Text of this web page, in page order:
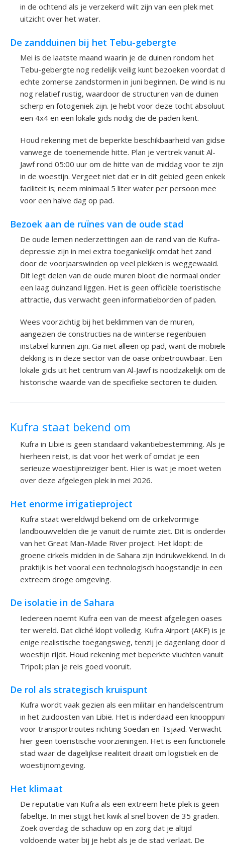
in de ochtend als je verzekerd wilt zijn van een plek met
uitzicht over het water.
De zandduinen bij het Tebu-gebergte
Mei is de laatste maand waarin je de duinen rondom het
Tebu-gebergte nog redelijk veilig kunt bezoeken voordat
echte zomerse zandstormen in juni beginnen. De wind is nu
nog relatief rustig, waardoor de structuren van de duinen
scherp en fotogeniek zijn. Je hebt voor deze tocht absoluut
een 4x4 en een lokale gids nodig die de paden kent.
Houd rekening met de beperkte beschikbaarheid van
vanwege de toenemende hitte. Plan je vertrek vanuit Al-
Jawf rond 05:00 uur om de hitte van de middag voor te zijn
in de woestijn. Vergeet niet dat er in dit gebied geen
faciliteit is; neem minimaal 5 liter water per persoon mee
voor een halve dag op pad.
Bezoek aan de ruïnes van de oude stad
De oude lemen nederzettingen aan de rand van de Kufra-
depressie zijn in mei extra toegankelijk omdat het zand
door de voorjaarswinden op veel plekken is weggewaaid.
Dit legt delen van de oude muren bloot die normaal onder
een laag duinzand liggen. Het is geen officiële toeristische
attractie, dus verwacht geen informatieborden of paden.
Wees voorzichtig bij het beklimmen van de muren,
aangezien de constructies na de winterse regenbuien
instabiel kunnen zijn. Ga niet alleen op pad, want de
dekking is in deze sector van de oase onbetrouwbaar. Een
lokale gids uit het centrum van Al-Jawf is noodzakelijk om
historische waarde van de specifieke sectoren te duiden.
Kufra staat bekend om
Kufra in Libië is geen standaard vakantiebestemming. Als je
hierheen reist, is dat voor het werk of omdat je een
serieuze woestijnreiziger bent. Hier is wat je moet weten
over deze afgelegen plek in mei 2026.
Het enorme irrigatieproject
Kufra staat wereldwijd bekend om de cirkelvormige
landbouwvelden die je vanuit de ruimte ziet. Dit is
van het Great Man-Made River project. Het klopt: de
groene cirkels midden in de Sahara zijn indrukwekkend. In
praktijk is het vooral een technologisch hoogstandje in een
extreem droge omgeving.
De isolatie in de Sahara
Iedereen noemt Kufra een van de meest afgelegen oases
ter wereld. Dat cliché klopt volledig. Kufra Airport (AKF) is
enige realistische toegangsweg, tenzij je dagenlang door
woestijn rijdt. Houd rekening met beperkte vluchten vanuit
Tripoli; plan je reis goed vooruit.
De rol als strategisch kruispunt
Kufra wordt vaak gezien als een militair en handelscentrum
in het zuidoosten van Libië. Het is inderdaad een
voor transportroutes richting Soedan en Tsjaad. Verwacht
hier geen toeristische voorzieningen. Het is een
stad waar de dagelijkse realiteit draait om logistiek en de
woestijnomgeving.
Het klimaat
De reputatie van Kufra als een extreem hete plek is geen
fabeltje. In mei stijgt het kwik al snel boven de 35 graden.
Zoek overdag de schaduw op en zorg dat je altijd
voldoende water bij je hebt als je de stad verlaat. De